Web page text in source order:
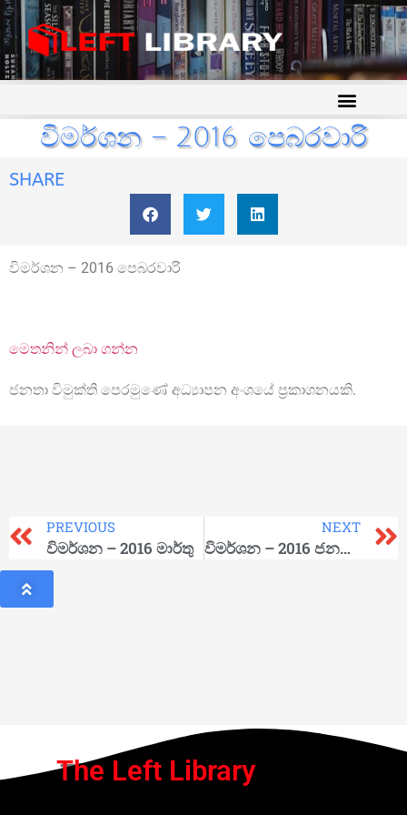
විමර්ශන – 2016 පෙබරවාරි
SHARE
විමර්ශන – 2016 පෙබරවාරි
මෙතනින් ලබා ගන්න
ජනතා විමුක්ති පෙරමුණේ අධ්‍යාපන අංශයේ ප්‍රකාශනයකි.
PREVIOUS
විමර්ශන – 2016 මාර්තු
NEXT
විමර්ශන – 2016 ජනවාරි
The Left Library